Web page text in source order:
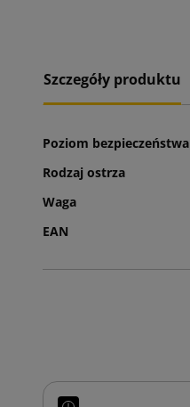
Szczegóły produktu
Poziom bezpieczeństwa
Rodzaj ostrza
Waga
EAN